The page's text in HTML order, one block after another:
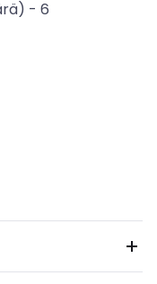
- 6